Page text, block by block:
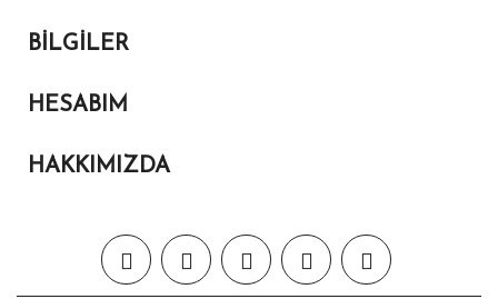
BILGILER
HESABIM
HAKKIMIZDA